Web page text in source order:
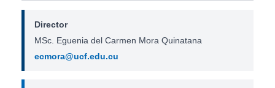
Director
MSc. Eguenia del Carmen Mora Quinatana
ecmora@ucf.edu.cu